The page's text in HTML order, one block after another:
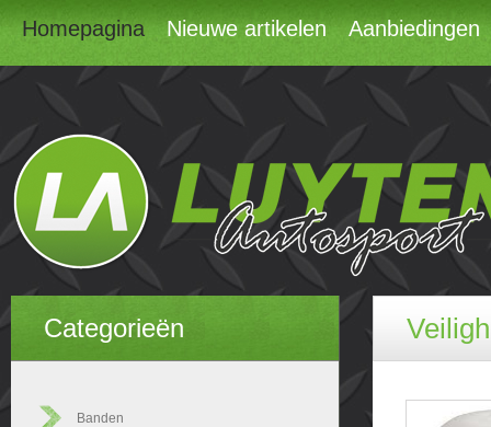
Homepagina Nieuwe artikelen Aanbiedingen
Categorieën
Banden